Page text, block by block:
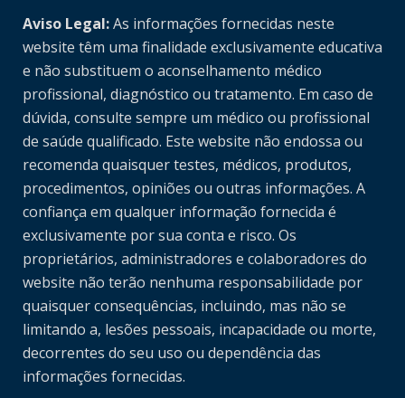
Aviso Legal:As informações fornecidas neste
website têm uma finalidade exclusivamente educativa
e não substituem o aconselhamento médico
profissional, diagnóstico ou tratamento. Em caso de
dúvida, consulte sempre um médico ou profissional
de saúde qualificado. Este website não endossa ou
recomenda quaisquer testes, médicos, produtos,
procedimentos, opiniões ou outras informações. A
confiança em qualquer informação fornecida é
exclusivamente por sua conta e risco. Os
proprietários, administradores e colaboradores do
website não terão nenhuma responsabilidade por
quaisquer consequências, incluindo, mas não se
limitando a, lesões pessoais, incapacidade ou morte,
decorrentes do seu uso ou dependência das
informações fornecidas.